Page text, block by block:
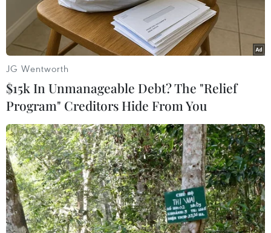
Trung tướng Nguyễn Hải Trung, Giám đốc Công an thành phố
Hà Nội, phát lệnh ra quân tấn công trấn áp tội phạm, bảo đảm
an ninh, trật tự. (Ảnh: Phạm Kiên/TTXVN)
JG Wentworth
$15k In Unmanageable Debt? The "Relief
Program" Creditors Hide From You